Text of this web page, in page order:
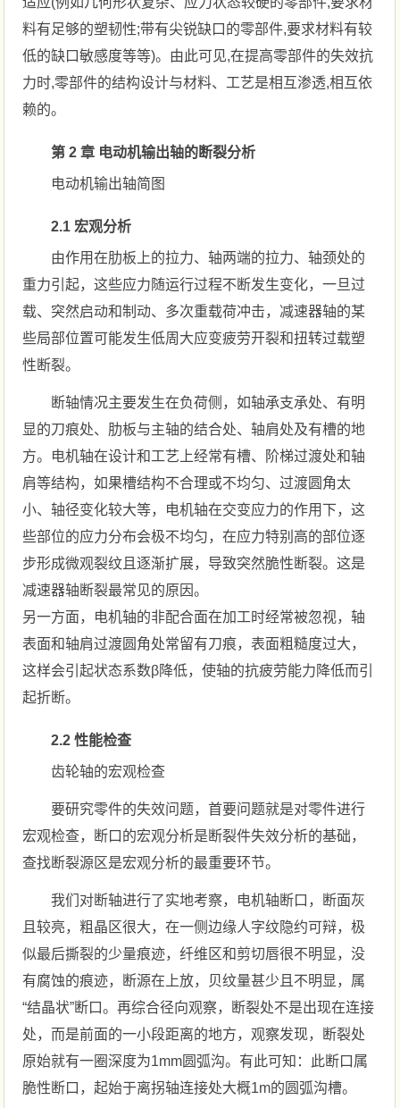
料有足够的塑韧性;带有尖锐缺口的零部件,要求材料有较
低的缺口敏感度等等)。由此可见,在提高零部件的失效抗
力时,零部件的结构设计与材料、工艺是相互渗透,相互依
赖的。
第 2 章 电动机输出轴的断裂分析
电动机输出轴简图
2.1 宏观分析
由作用在肋板上的拉力、轴两端的拉力、轴颈处的
重力引起，这些应力随运行过程不断发生变化，一旦过
载、突然启动和制动、多次重载荷冲击，减速器轴的某
些局部位置可能发生低周大应变疲劳开裂和扭转过载塑
性断裂。
断轴情况主要发生在负荷侧，如轴承支承处、有明
显的刀痕处、肋板与主轴的结合处、轴肩处及有槽的地
方。电机轴在设计和工艺上经常有槽、阶梯过渡处和轴
肩等结构，如果槽结构不合理或不均匀、过渡圆角太
小、轴径变化较大等，电机轴在交变应力的作用下，这
些部位的应力分布会极不均匀，在应力特别高的部位逐
步形成微观裂纹且逐渐扩展，导致突然脆性断裂。这是
减速器轴断裂最常见的原因。
另一方面，电机轴的非配合面在加工时经常被忽视，轴
表面和轴肩过渡圆角处常留有刀痕，表面粗糙度过大，
这样会引起状态系数β降低，使轴的抗疲劳能力降低而引
起折断。
2.2 性能检查
齿轮轴的宏观检查
要研究零件的失效问题，首要问题就是对零件进行
宏观检查，断口的宏观分析是断裂件失效分析的基础，
查找断裂源区是宏观分析的最重要环节。
我们对断轴进行了实地考察，电机轴断口，断面灰
且较亮，粗晶区很大，在一侧边缘人字纹隐约可辩，极
似最后撕裂的少量痕迹，纤维区和剪切唇很不明显，没
有腐蚀的痕迹，断源在上放，贝纹量甚少且不明显，属
“结晶状”断口。再综合径向观察，断裂处不是出现在连接
处，而是前面的一小段距离的地方，观察发现，断裂处
原始就有一圈深度为1mm圆弧沟。有此可知：此断口属
脆性断口，起始于离拐轴连接处大概1m的圆弧沟槽。